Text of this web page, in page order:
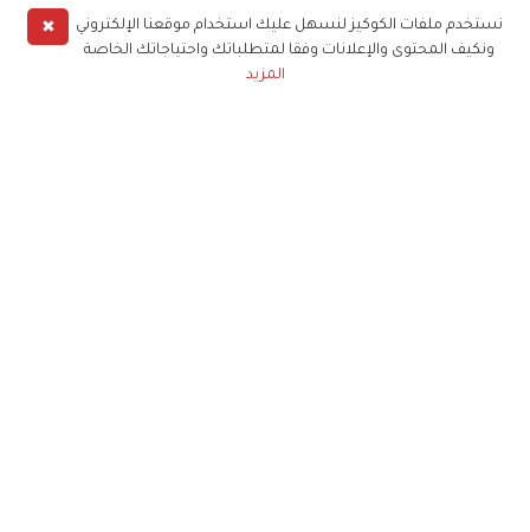
✖
نستخدم ملفات الكوكيز لنسهل عليك استخدام موقعنا الإلكتروني
ونكيف المحتوى والإعلانات وفقا لمتطلباتك واحتياجاتك الخاصة
المزيد